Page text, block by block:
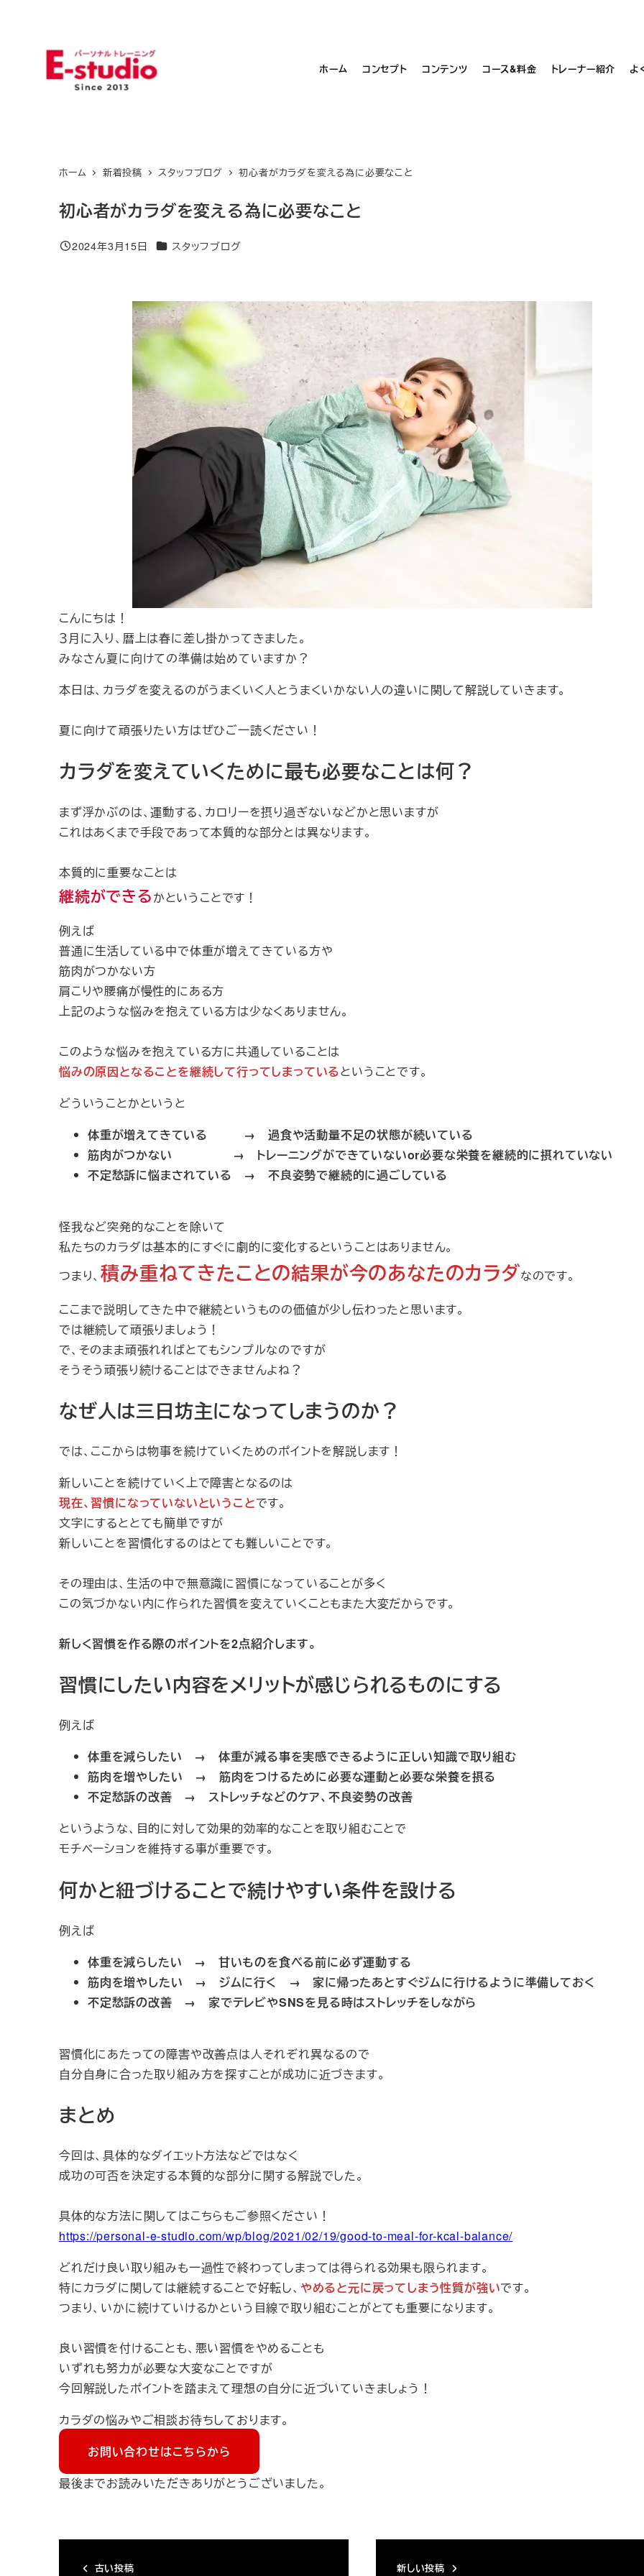
ホーム コンセプト コンテンツ コース&料金 トレーナー紹介 よ
ホーム 新着投稿 スタッフブログ 初心者がカラダを変える為に必要なこと
初心者がカラダを変える為に必要なこと
投稿日
2024年3月15日 カテゴリー
スタッフブログ
こんにちは！
３月に入り、暦上は春に差し掛かってきました。
みなさん夏に向けての準備は始めていますか？
本日は、カラダを変えるのがうまくいく人とうまくいかない人の違いに関して解説していきます。
夏に向けて頑張りたい方はぜひご一読ください！
カラダを変えていくために最も必要なことは何？
まず浮かぶのは、運動する、カロリーを摂り過ぎないなどかと思いますが
これはあくまで手段であって本質的な部分とは異なります。
本質的に重要なことは
継続ができるかということです！
例えば
普通に生活している中で体重が増えてきている方や
筋肉がつかない方
肩こりや腰痛が慢性的にある方
上記のような悩みを抱えている方は少なくありません。
このような悩みを抱えている方に共通していることは
悩みの原因となることを継続して行ってしまっているということです。
どういうことかというと
体重が増えてきている → 過食や活動量不足の状態が続いている
筋肉がつかない → トレーニングができていないor必要な栄養を継続的に摂れていない
不定愁訴に悩まされている → 不良姿勢で継続的に過ごしている
怪我など突発的なことを除いて
私たちのカラダは基本的にすぐに劇的に変化するということはありません。
つまり、積み重ねてきたことの結果が今のあなたのカラダなのです。
ここまで説明してきた中で継続というものの価値が少し伝わったと思います。
では継続して頑張りましょう！
で、そのまま頑張れればとてもシンプルなのですが
そうそう頑張り続けることはできませんよね？
なぜ人は三日坊主になってしまうのか？
では、ここからは物事を続けていくためのポイントを解説します！
新しいことを続けていく上で障害となるのは
現在、習慣になっていないということです。
文字にするととても簡単ですが
新しいことを習慣化するのはとても難しいことです。
その理由は、生活の中で無意識に習慣になっていることが多く
この気づかない内に作られた習慣を変えていくこともまた大変だからです。
新しく習慣を作る際のポイントを2点紹介します。
習慣にしたい内容をメリットが感じられるものにする
例えば
体重を減らしたい → 体重が減る事を実感できるように正しい知識で取り組む
筋肉を増やしたい → 筋肉をつけるために必要な運動と必要な栄養を摂る
不定愁訴の改善 → ストレッチなどのケア、不良姿勢の改善
というような、目的に対して効果的効率的なことを取り組むことで
モチベーションを維持する事が重要です。
何かと紐づけることで続けやすい条件を設ける
例えば
体重を減らしたい → 甘いものを食べる前に必ず運動する
筋肉を増やしたい → ジムに行く → 家に帰ったあとすぐジムに行けるように準備しておく
不定愁訴の改善 → 家でテレビやSNSを見る時はストレッチをしながら
習慣化にあたっての障害や改善点は人それぞれ異なるので
自分自身に合った取り組み方を探すことが成功に近づきます。
まとめ
今回は、具体的なダイエット方法などではなく
成功の可否を決定する本質的な部分に関する解説でした。
具体的な方法に関してはこちらもご参照ください！
https://personal-e-studio.com/wp/blog/2021/02/19/good-to-meal-for-kcal-balance/
どれだけ良い取り組みも一過性で終わってしまっては得られる効果も限られます。
特にカラダに関しては継続することで好転し、 やめると元に戻ってしまう性質が強いです。
つまり、いかに続けていけるかという目線で取り組むことがとても重要になります。
良い習慣を付けることも、悪い習慣をやめることも
いずれも努力が必要な大変なことですが
今回解説したポイントを踏まえて理想の自分に近づいていきましょう！
カラダの悩みやご相談お待ちしております。
お問い合わせはこちらから
最後までお読みいただきありがとうございました。
古い投稿 新しい投稿